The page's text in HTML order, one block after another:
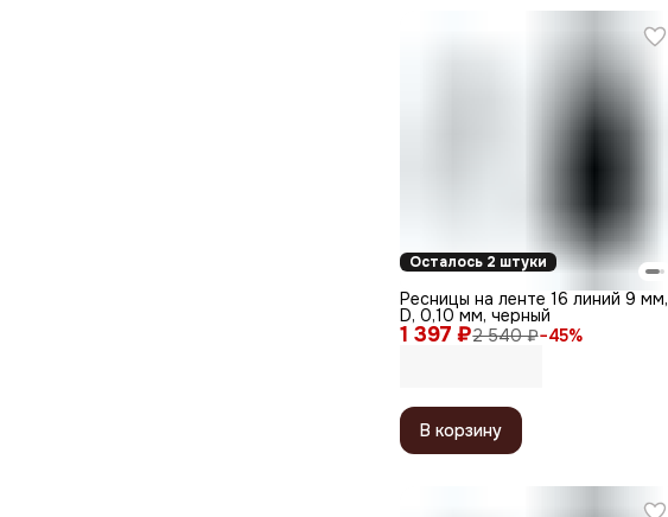
Осталось 2 штуки
1 397 ₽2 540 ₽−45%
Ресницы на ленте 16 линий 9 мм,
D, 0,10 мм, черный
В корзину